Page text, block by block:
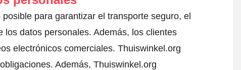
para garantizar el transporte seguro, el
datos personales. Además, los clientes
electrónicos comerciales. Thuiswinkel.org
Además, Thuiswinkel.org